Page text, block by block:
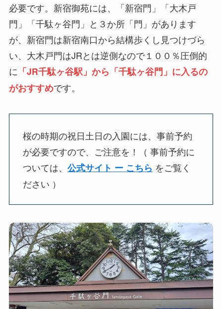
必要です。新宿御苑には、「新宿門」「大木戸
門」「千駄ヶ谷門」と３か所「門」があります
が、新宿門は新宿南口から結構歩くし見つけづら
い、大木戸門はJRとは逆側なので１００％圧倒的
に 「JR千駄ヶ谷駅」から「千駄ヶ谷門」に入るの
がおすすめです。
桜の時期の祝日土日の入園には、 事前予約
が必要ですので、ご注意を！（ 事前予約に
ついては、 公式サイト ー こちら をご覧く
ださい ）